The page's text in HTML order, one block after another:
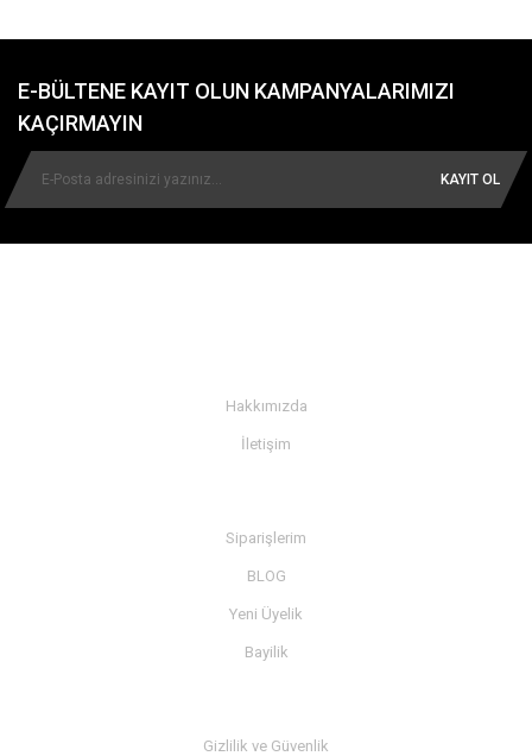
E-BÜLTENE KAYIT OLUN KAMPANYALARIMIZI
KAÇIRMAYIN
KAYIT OL
Hakkımızda
İletişim
Siparişlerim
BLOG
Yeni Üyelik
Bayilik
Gizlilik ve Güvenlik